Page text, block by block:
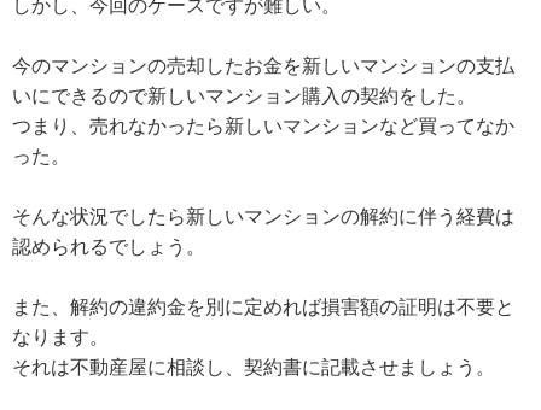
今のマンションの売却したお金を新しいマンションの支払
いにできるので新しいマンション購入の契約をした。
つまり、売れなかったら新しいマンションなど買ってなか
った。
そんな状況でしたら新しいマンションの解約に伴う経費は
認められるでしょう。
また、解約の違約金を別に定めれば損害額の証明は不要と
なります。
それは不動産屋に相談し、契約書に記載させましょう。